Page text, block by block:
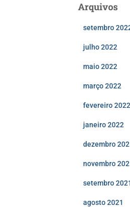
Arquivos
setembro
julho 2022
maio 2022
março 2022
fevereiro 2022
janeiro 2022
dezembro
novembro
setembro
agosto 2021